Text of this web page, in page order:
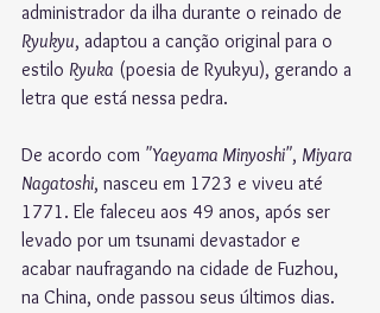
administrador da ilha durante o reinado de
Ryukyu, adaptou a canção original para o
estilo Ryuka (poesia de Ryukyu), gerando a
letra que está nessa pedra.
De acordo com "Yaeyama Minyoshi", Miyara
Nagatoshi, nasceu em 1723 e viveu até
1771. Ele faleceu aos 49 anos, após ser
levado por um tsunami devastador e
acabar naufragando na cidade de Fuzhou,
na China, onde passou seus últimos dias.